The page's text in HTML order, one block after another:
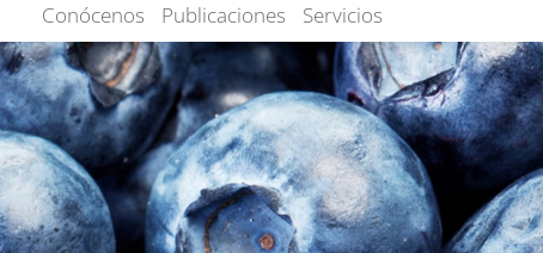
Conócenos
Publicaciones Servicios